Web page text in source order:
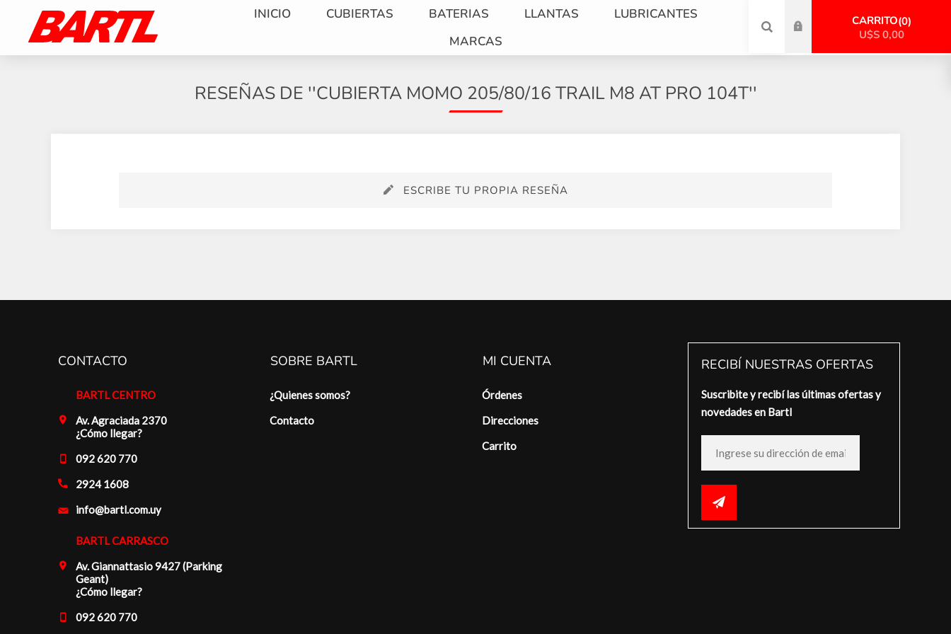
INICIO CUBIERTAS BATERIAS LLANTAS
LUBRICANTES
MARCAS
CARRITO 0
U$S 0,00
RESEÑAS DE CUBIERTA MOMO 205/80/16 TRAIL M8 AT PRO 104T
ESCRIBE TU PROPIA RESEÑA
CONTACTO
BARTL CENTRO
Av. Agraciada 2370
¿Cómo llegar?
092 620 770
2924 1608
info@bartl.com.uy
BARTL CARRASCO
Av. Giannattasio 9427 (Parking
Geant)
¿Cómo llegar?
092 620 770
SOBRE BARTL
¿Quienes somos?
Contacto
MI CUENTA
Órdenes
Direcciones
Carrito
RECIBÍ NUESTRAS OFERTAS
Suscribite y recibí las últimas ofertas y
novedades en Bartl